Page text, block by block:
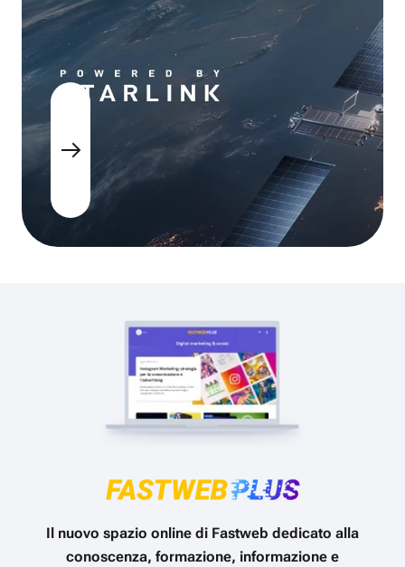
Il nuovo spazio online di Fastweb dedicato alla
conoscenza, formazione, informazione e